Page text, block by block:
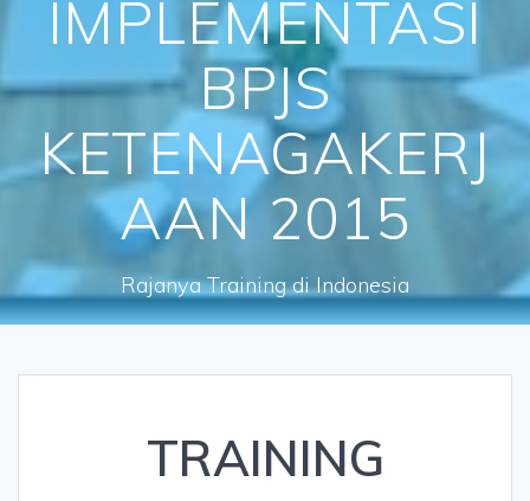
IMPLEMENTASI
BPJS
KETENAGAKERJ
AAN 2015
Rajanya Training di Indonesia
TRAINING